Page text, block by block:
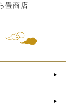
畳商店